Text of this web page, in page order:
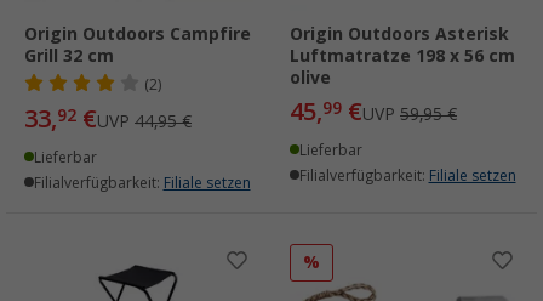
Origin Outdoors Campfire
Grill 32 cm
(2)
33,92 €UVP 44,95 €
Lieferbar
Filialverfügbarkeit: Filiale setzen
Origin Outdoors Asterisk
Luftmatratze 198 x 56 cm
olive
45,99 €UVP 59,95 €
Lieferbar
Filialverfügbarkeit: Filiale setzen
%